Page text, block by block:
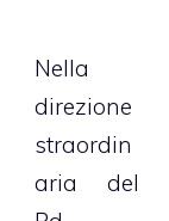
Nella
direzione
straordin
aria del